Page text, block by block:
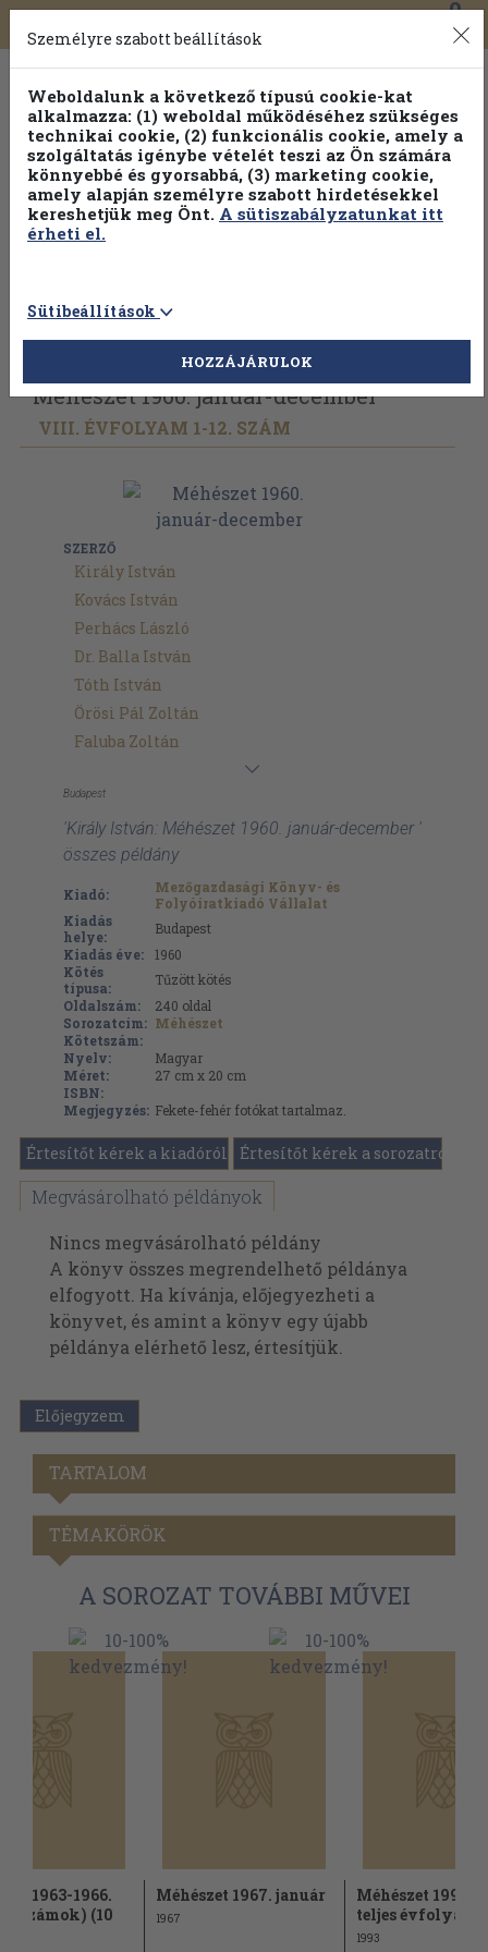
Toggle
navigation
0
Válogasson több mint 1.000.000 kiadványunk közül
100% kedvezménnyel!
Vissza az előző oldalra Válasszon példányt
Méhészet 1960. január-december
VIII. ÉVFOLYAM 1-12. SZÁM
SZERZŐ
Király István
Kovács István
Perhács László
Dr. Balla István
Tóth István
Örösi Pál Zoltán
Faluba Zoltán
Budapest
'Király István: Méhészet 1960. január-december '
összes példány
Kiadó:
Mezőgazdasági Könyv- és
Folyóiratkiadó Vállalat
Kiadás
helye:
Budapest
Kiadás éve:
1960
Kötés
típusa:
Tűzött kötés
Oldalszám:
240 oldal
Sorozatcím: Méhészet
Kötetszám:
Nyelv:
Magyar
Méret:
27 cm x 20 cm
ISBN:
Megjegyzés: Fekete-fehér fotókat tartalmaz.
Értesítőt kérek a kiadóról Értesítőt kérek a sorozatról
Megvásárolható példányok
Nincs megvásárolható példány
A könyv összes megrendelhető példánya
elfogyott. Ha kívánja, előjegyezheti a
könyvet, és amint a könyv egy újabb
példánya elérhető lesz, értesítjük.
Előjegyzem
TARTALOM
TÉMAKÖRÖK
A SOROZAT TOVÁBBI MŰVEI
1963-1966.
számok) (10
Méhészet 1967. január
1967
Méhészet 1993.
teljes évfolyam)
1993
Személyre szabott beállítások
Weboldalunk a következő típusú cookie-kat
alkalmazza: (1) weboldal működéséhez szükséges
technikai cookie, (2) funkcionális cookie, amely a
szolgáltatás igénybe vételét teszi az Ön számára
könnyebbé és gyorsabbá, (3) marketing cookie,
amely alapján személyre szabott hirdetésekkel
kereshetjük meg Önt. A sütiszabályzatunkat itt
érheti el.
Sütibeállítások
HOZZÁJÁRULOK